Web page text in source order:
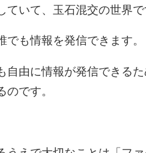
ていて、玉石混交の世界で
でも情報を発信できます。
自由に情報が発信できる
のです。